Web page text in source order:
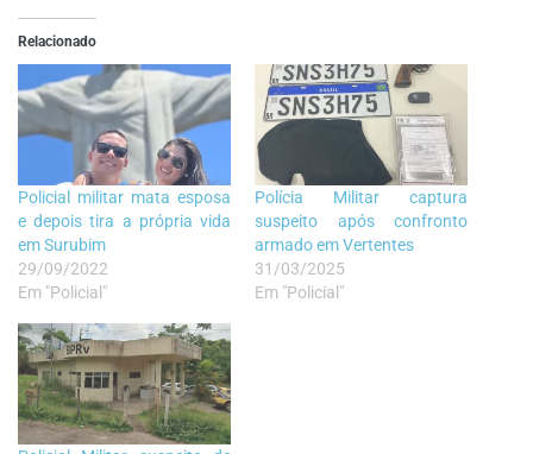
Relacionado
Policial militar mata esposa
e depois tira a própria vida
em Surubim
29/09/2022
Em "Policial"
Polícia Militar captura
suspeito após confronto
armado em Vertentes
31/03/2025
Em "Policial"